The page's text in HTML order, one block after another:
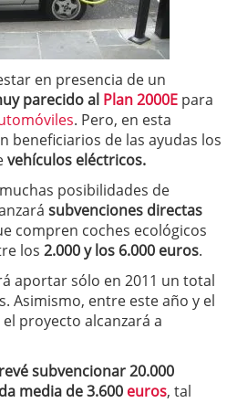
en presencia de un
parecido al Plan 2000E para
. Pero, en esta
beneficiarios de las ayudas los
vehículos eléctricos.
posibilidades de
subvenciones directas
compren coches ecológicos
los 2.000 y los 6.000 euros.
aportar sólo en 2011 un total
Asimismo, entre este año y el
proyecto alcanzará a
subvencionar 20.000
media de 3.600 euros, tal